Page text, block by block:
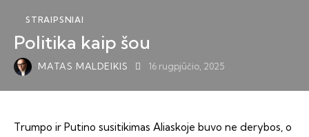
STRAIPSNIAI
Politika kaip šou
MATAS MALDEIKIS 16 rugpjūčio, 2025
Trumpo ir Putino susitikimas Aliaskoje buvo ne derybos, o